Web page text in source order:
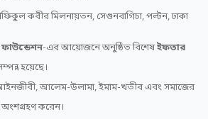
শফিকুল কবীর মিলনায়তন, সেগুনবাগিচা, পল্টন, ঢাকা
ফাউন্ডেশন-এর আয়োজনে অনুষ্ঠিত বিশেষইফতার
হয়েছে।
আইনজীবী, আলেম-উলামা, ইমাম-খতীব এবং সমাজের
অংশগ্রহণ করেন।